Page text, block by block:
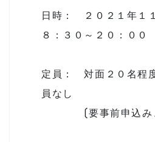
日時： ２０２１年１
８：３０～２０：００
定員： 対面２０名程
員なし
(要事前申込み、